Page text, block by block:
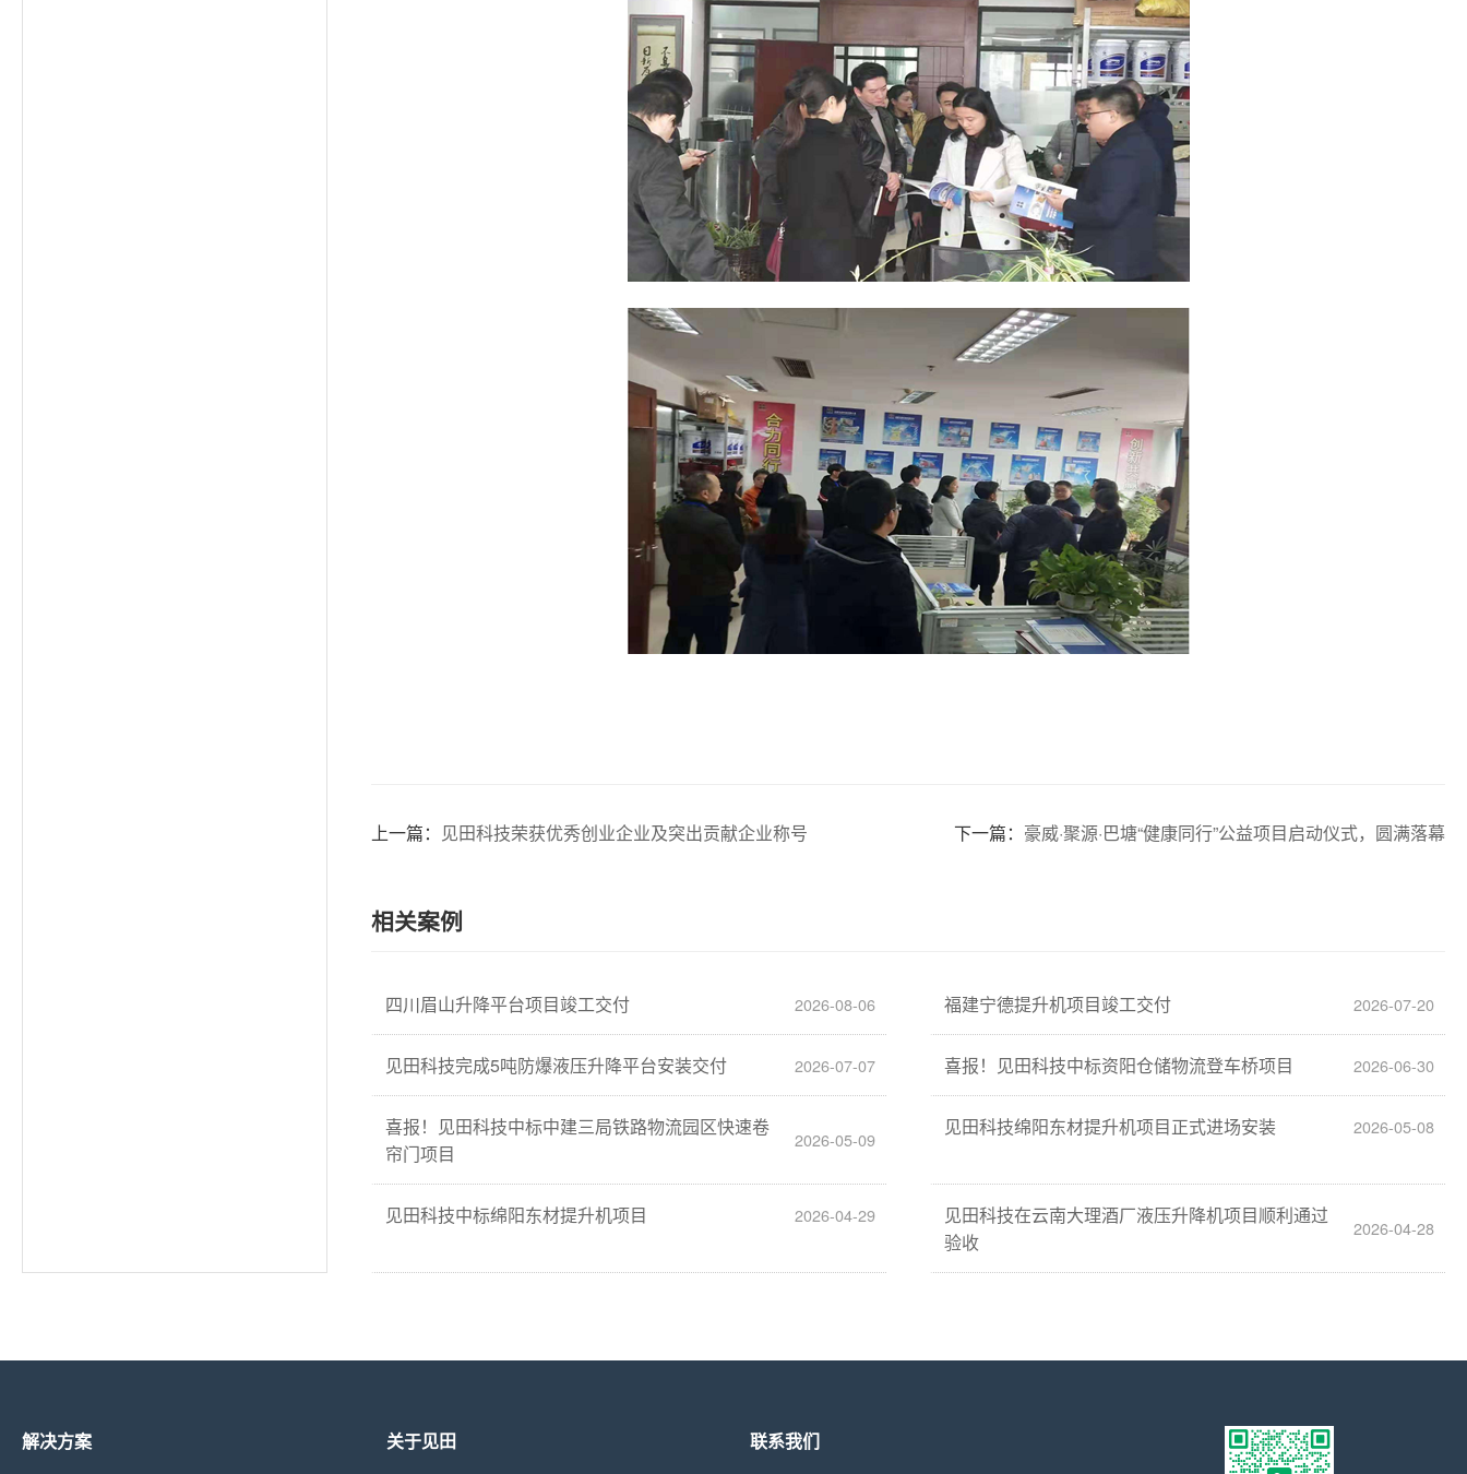
上一篇： 见田科技荣获优秀创业企业及突出贡献企业称号 下一篇： 豪威·聚源·巴塘“健康同行”公益项目启动仪式，圆满落幕
相关案例
四川眉山升降平台项目竣工交付 2026-08-06 福建宁德提升机项目竣工交付 2026-07-20
见田科技完成5吨防爆液压升降平台安装交付 2026-07-07 喜报！见田科技中标资阳仓储物流登车桥项目 2026-06-30
喜报！见田科技中标中建三局铁路物流园区快速卷
帘门项目
2026-05-09
见田科技绵阳东材提升机项目正式进场安装 2026-05-08
见田科技中标绵阳东材提升机项目 2026-04-29
见田科技在云南大理酒厂液压升降机项目顺利通过
验收
2026-04-28
解决方案 关于见田 联系我们